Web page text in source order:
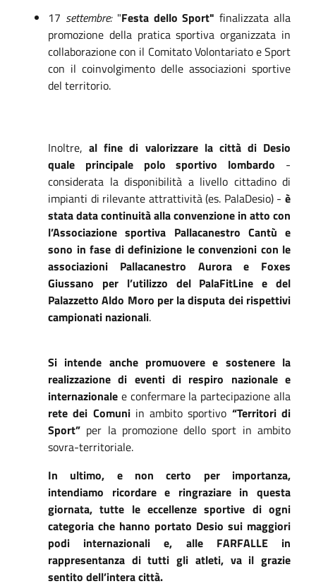
17 settembre:"Festa dello Sport"finalizzata alla
promozione della pratica sportiva organizzata in
collaborazione con il Comitato Volontariato e Sport
con il coinvolgimento delle associazioni sportive
del territorio.
Inoltre,al fine di valorizzare la città di Desio
quale principale polo sportivo lombardo -
considerata la disponibilità a livello cittadino di
impianti di rilevante attrattività (es. PalaDesio) - è
stata data continuità alla convenzione in atto con
l’Associazione sportiva Pallacanestro Cantù e
sono in fase di definizione le convenzioni con le
associazioni Pallacanestro Aurora e Foxes
Giussano per l’utilizzo del PalaFitLine e del
Palazzetto Aldo Moro per la disputa dei rispettivi
campionati nazionali.
Si intende anche promuovere e sostenere la
realizzazione di eventi di respiro nazionale e
internazionale e confermare la partecipazione alla
rete dei Comuniin ambito sportivo “Territori di
Sport” per la promozione dello sport in ambito
sovra-territoriale.
In ultimo, e non certo per importanza,
intendiamo ricordare e ringraziare in questa
giornata, tutte le eccellenze sportive di ogni
categoria che hanno portato Desio sui maggiori
podi internazionali e, alle FARFALLE in
rappresentanza di tutti gli atleti, va il grazie
sentito dell’intera città.